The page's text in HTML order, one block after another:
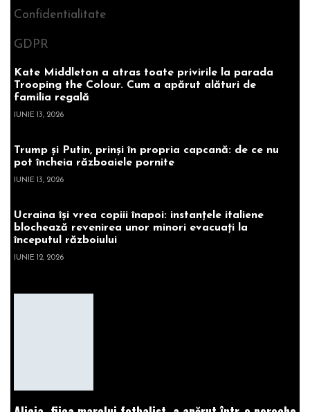
Confidentialitate
GDPR
Kate Middleton a atras toate privirile la parada
Trooping the Colour. Cum a apărut alături de
familia regală
IUNIE 13, 2026
Trump și Putin, prinși în propria capcană: de ce nu
pot încheia războaiele pornite
IUNIE 13, 2026
Ucraina își vrea copiii înapoi: instanțele italiene
blochează revenirea unor minori evacuați la
începutul războiului
IUNIE 12, 2026